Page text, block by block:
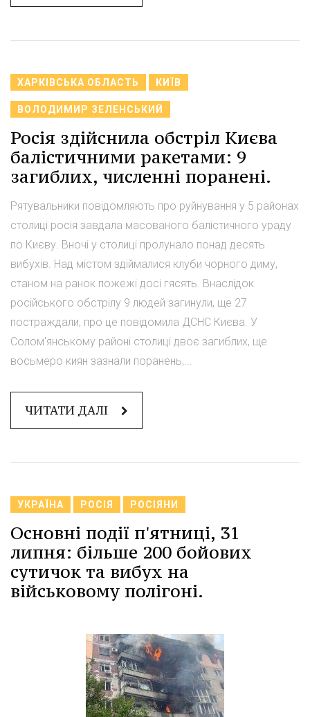
ХАРКІВСЬКА ОБЛАСТЬ КИЇВ
ВОЛОДИМИР ЗЕЛЕНСЬКИЙ
Росія здійснила обстріл Києва
балістичними ракетами: 9
загиблих, численні поранені.
Рятувальники повідомляють про руйнування у 5 районах
столиці росія завдала масованого балістичного ураду
по Києву. Вночі у столиці пролунало понад десять
вибухів. Над містом здіймалися клуби чорного диму,
станом на ранок пожежі досі гясять. Внаслідок
російського обстрілу 9 людей загинули, ще 27
постраждали, про це повідомила ДСНС Києва. У
Солом'янському районі столиці двоє загиблих, ще
восьмеро киян зазнали поранень,...
ЧИТАТИ ДАЛІ
УКРАЇНА РОСІЯ РОСІЯНИ
Основні події п'ятниці, 31
липня: більше 200 бойових
сутичок та вибух на
військовому полігоні.